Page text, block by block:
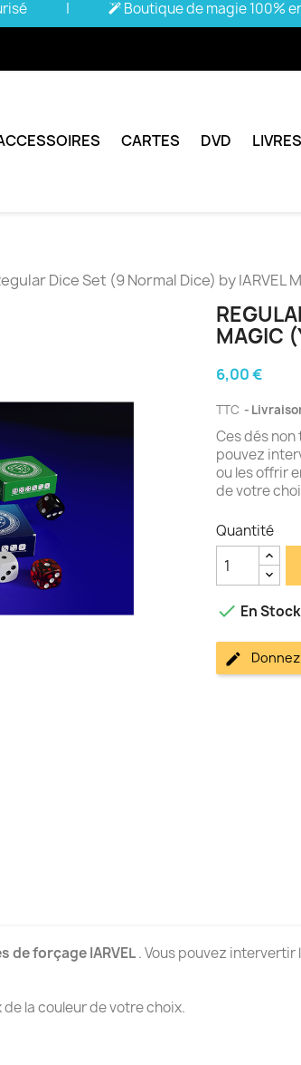
| Boutique de magie 100%
CARTES DVD LIVRES
Dice Set (9 Normal Dice) by IARVEL
MAGIC
6,00 €
TTC
Ces dés non
pouvez
ou les offrir
de votre
Quantité
 En Stock
de forçage IARVEL. Vous pouvez
la couleur de votre choix.